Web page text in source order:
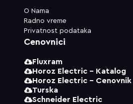
O Nama
Radno vreme
Privatnost podataka
Cenovnici
Fluxram
Horoz Electric - Katalog
Horoz Electric - Cenovnik
Turska
Schneider Electric